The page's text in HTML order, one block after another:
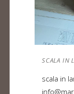
SCALA IN
scala in